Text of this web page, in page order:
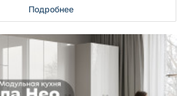
Подробнее